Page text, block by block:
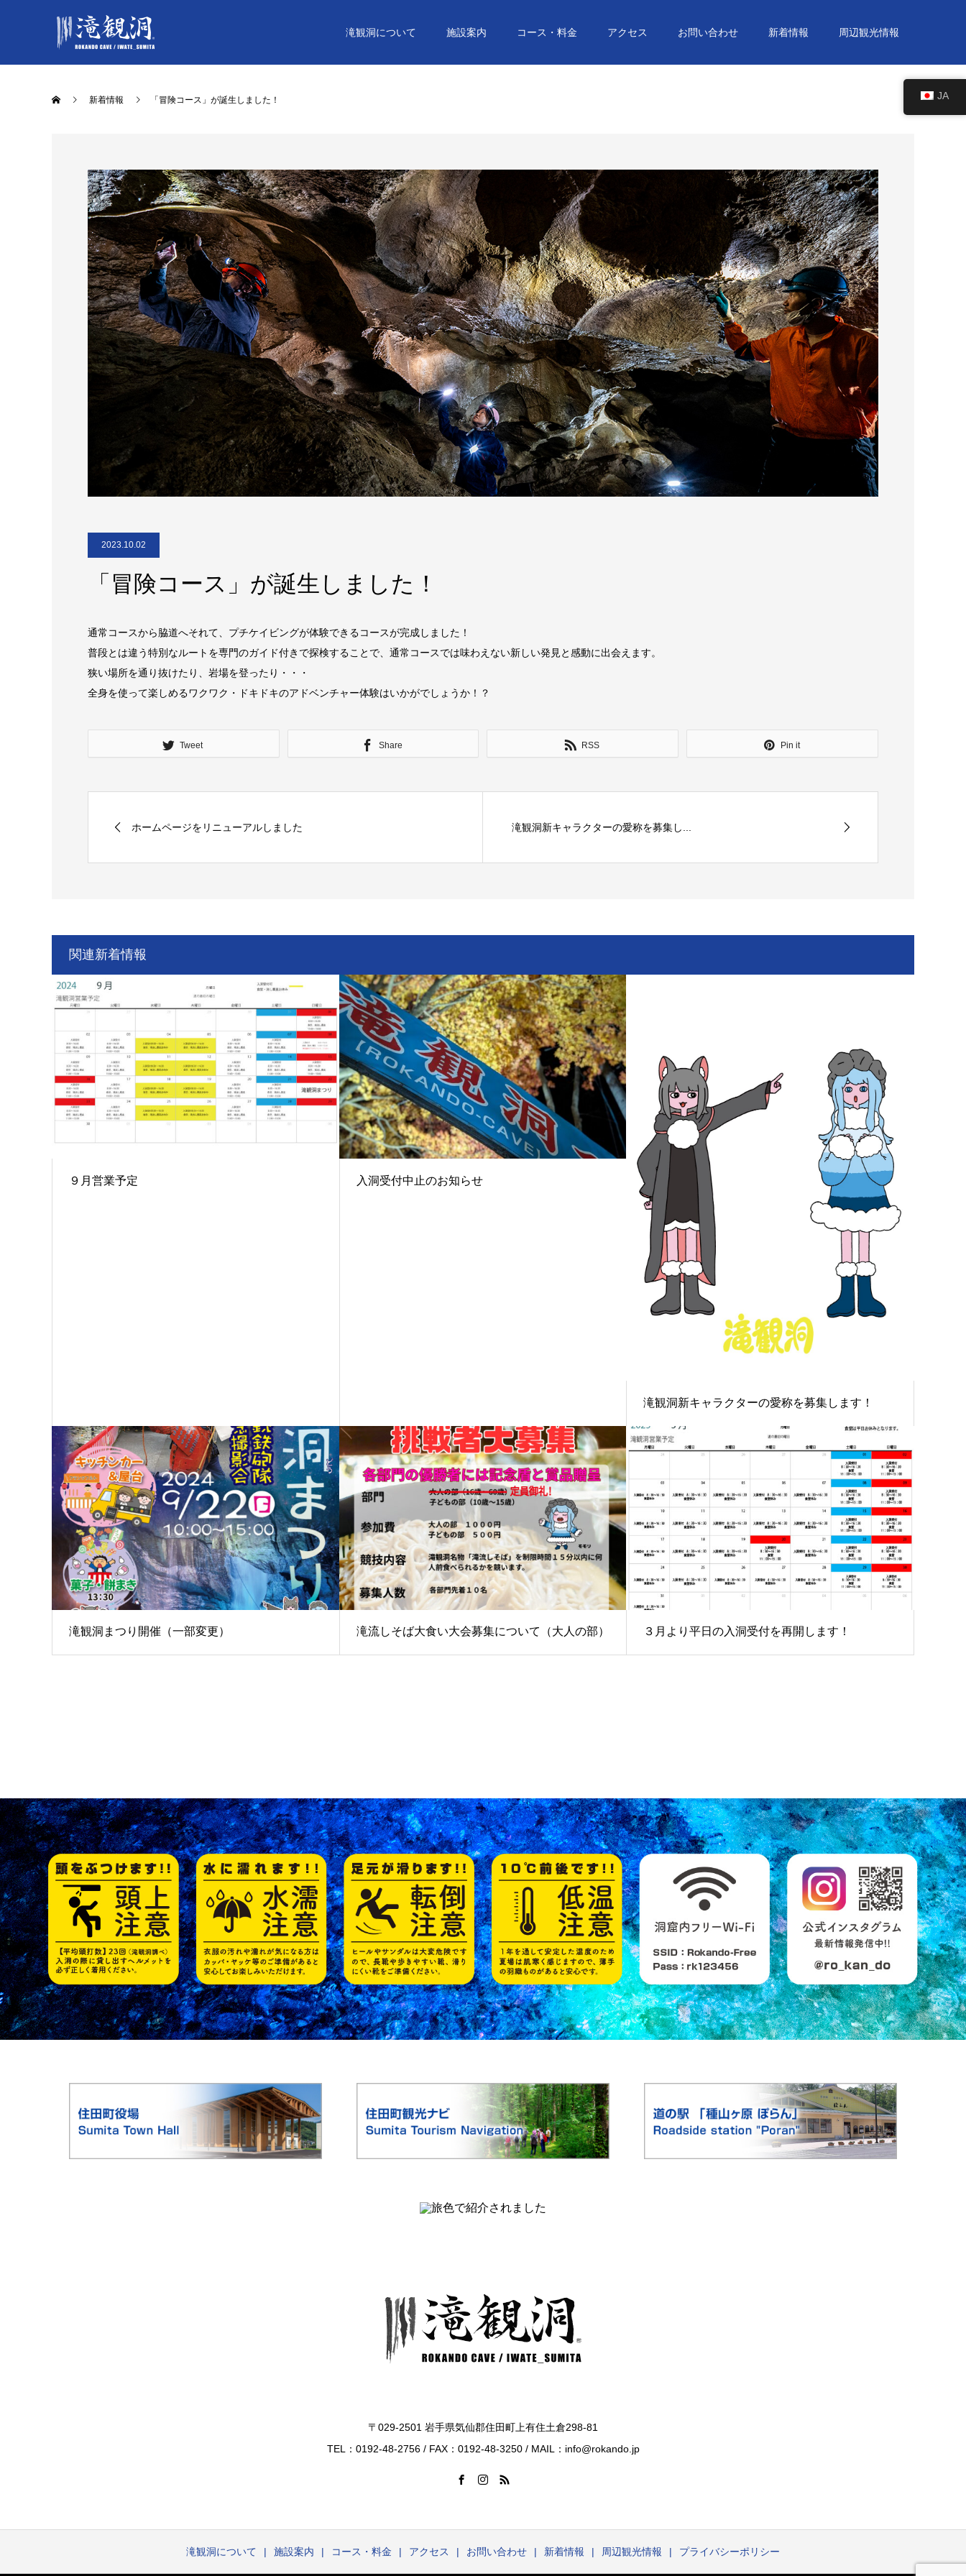
滝観洞について 施設案内 コース・料金 アクセス お問い合わせ 新着情報 周辺観光情報
新着情報 「冒険コース」が誕生しました！
2023.10.02
「冒険コース」が誕生しました！
通常コースから脇道へそれて、プチケイビングが体験できるコースが完成しました！
普段とは違う特別なルートを専門のガイド付きで探検することで、通常コースでは味わえない新しい発見と感動に出会えます。
狭い場所を通り抜けたり、岩場を登ったり・・・
全身を使って楽しめるワクワク・ドキドキのアドベンチャー体験はいかがでしょうか！？
Tweet Share RSS Pin it
ホームページをリニューアルしました 滝観洞新キャラクターの愛称を募集し...
関連新着情報
９月営業予定 入洞受付中止のお知らせ
滝観洞新キャラクターの愛称を募集します！
滝観洞まつり開催（一部変更） 滝流しそば大食い大会募集について（大人の部） ３月より平日の入洞受付を再開します！
〒029-2501 岩手県気仙郡住田町上有住土倉298-81
TEL：0192-48-2756 / FAX：0192-48-3250 / MAIL：info@rokando.jp
滝観洞について 施設案内 コース・料金 アクセス お問い合わせ 新着情報 周辺観光情報 プライバシーポリシー
JA